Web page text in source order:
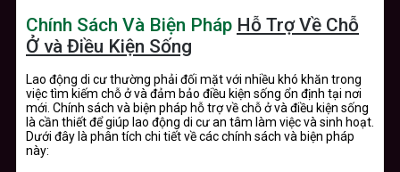
Chính Sách Và Biện Pháp Hỗ Trợ Về Chỗ
Ở và Điều Kiện Sống
Lao động di cư thường phải đối mặt với nhiều khó khăn trong
việc tìm kiếm chỗ ở và đảm bảo điều kiện sống ổn định tại nơi
mới. Chính sách và biện pháp hỗ trợ về chỗ ở và điều kiện sống
là cần thiết để giúp lao động di cư an tâm làm việc và sinh hoạt.
Dưới đây là phân tích chi tiết về các chính sách và biện pháp
này: